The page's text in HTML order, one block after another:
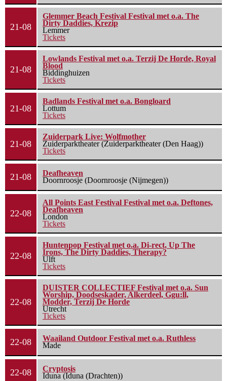
21-08
Glemmer Beach Festival Festival met o.a. The
Dirty Daddies, Krezip
Lemmer
Tickets
21-08
Lowlands Festival met o.a. Terzij De Horde, Royal
Blood
Biddinghuizen
Tickets
21-08
Badlands Festival met o.a. Bongloard
Lottum
Tickets
21-08
Zuiderpark Live: Wolfmother
Zuiderparktheater (Zuiderparktheater (Den Haag))
Tickets
21-08
Deafheaven
Doornroosje (Doornroosje (Nijmegen))
22-08
All Points East Festival Festival met o.a. Deftones,
Deafheaven
London
Tickets
22-08
Huntenpop Festival met o.a. Di-rect, Up The
Irons, The Dirty Daddies, Therapy?
Ulft
Tickets
22-08
DUISTER COLLECTIEF Festival met o.a. Sun
Worship, Doodseskader, Alkerdeel, Ggu:ll,
Modder, Terzij De Horde
Utrecht
Tickets
22-08
Waailand Outdoor Festival met o.a. Ruthless
Made
22-08
Cryptosis
Iduna (Iduna (Drachten))